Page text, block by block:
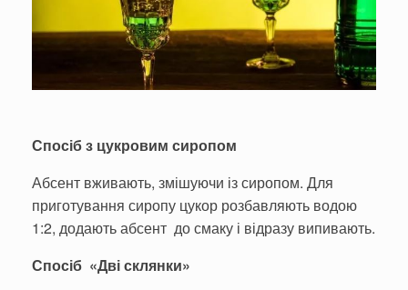
Спосіб з цукровим сиропом
Абсент вживають, змішуючи із сиропом. Для
приготування сиропу цукор розбавляють водою
1:2, додають абсент до смаку і відразу випивають.
Спосіб «Дві склянки»